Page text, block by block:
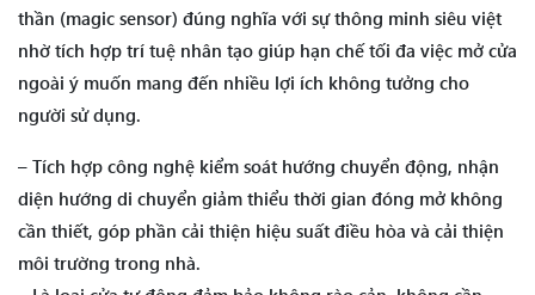
thần (magic sensor) đúng nghĩa với sự thông minh siêu việt
nhờ tích hợp trí tuệ nhân tạo giúp hạn chế tối đa việc mở cửa
ngoài ý muốn mang đến nhiều lợi ích không tưởng cho
người sử dụng.
– Tích hợp công nghệ kiểm soát hướng chuyển động, nhận
diện hướng di chuyển giảm thiểu thời gian đóng mở không
cần thiết, góp phần cải thiện hiệu suất điều hòa và cải thiện
môi trường trong nhà.